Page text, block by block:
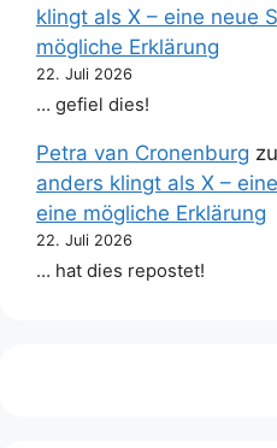
klingt als X – eine neue
mögliche Erklärung
22. Juli 2026
… gefiel dies!
Petra van Cronenburg zu
anders klingt als X –
eine mögliche Erklärung
22. Juli 2026
… hat dies repostet!